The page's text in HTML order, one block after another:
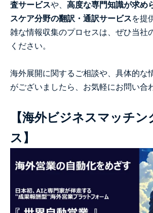
査サービスや、 高度な専門知識が求め
スケア分野の翻訳・通訳サービスを提
雑な情報収集のプロセスは、ぜひ当社
ください。
海外展開に関するご相談や、具体的な
がございましたら、お気軽にお問い合
【海外ビジネスマッチ
ス】